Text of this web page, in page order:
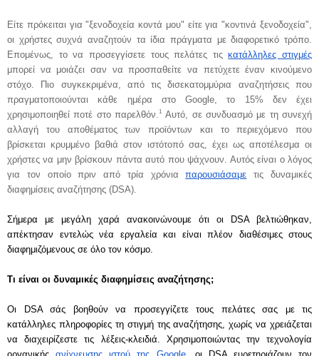
Είτε πρόκειται για "ξενοδοχεία κοντά μου" είτε για "κοντινά ξενοδοχεία",
οι χρήστες συχνά αναζητούν τα ίδια πράγματα με διαφορετικό τρόπο.
Επομένως, το να προσεγγίσετε τους πελάτες τις κατάλληλες στιγμές
μπορεί να μοιάζει σαν να προσπαθείτε να πετύχετε έναν κινούμενο
στόχο. Πιο συγκεκριμένα, από τις δισεκατομμύρια αναζητήσεις που
πραγματοποιούνται κάθε ημέρα στο Google, το 15% δεν έχει
χρησιμοποιηθεί ποτέ στο παρελθόν.1
Αυτό, σε συνδυασμό με τη συνεχή
αλλαγή του αποθέματος των προϊόντων και το περιεχόμενο που
βρίσκεται κρυμμένο βαθιά στον ιστότοπό σας, έχει ως αποτέλεσμα οι
χρήστες να μην βρίσκουν πάντα αυτό που ψάχνουν. Αυτός είναι ο λόγος
για τον οποίο πριν από τρία χρόνια παρουσιάσαμε τις δυναμικές
διαφημίσεις αναζήτησης (DSA).
Σήμερα με μεγάλη χαρά ανακοινώνουμε ότι οι DSA βελτιώθηκαν,
απέκτησαν εντελώς νέα εργαλεία και είναι πλέον διαθέσιμες στους
διαφημιζόμενους σε όλο τον κόσμο.
Τι είναι οι δυναμικές διαφημίσεις αναζήτησης;
Οι DSA σάς βοηθούν να προσεγγίζετε τους πελάτες σας με τις
κατάλληλες πληροφορίες τη στιγμή της αναζήτησης, χωρίς να χρειάζεται
να διαχειρίζεστε τις λέξεις-κλειδιά. Χρησιμοποιώντας την τεχνολογία